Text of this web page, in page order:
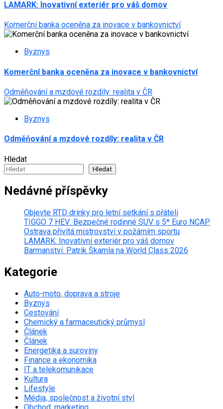
LAMARK: Inovativní exteriér pro váš domov
Komerční banka oceněna za inovace v bankovnictví
Byznys
Komerční banka oceněna za inovace v bankovnictví
Odměňování a mzdové rozdíly: realita v ČR
Byznys
Odměňování a mzdové rozdíly: realita v ČR
Hledat
Hledat
Nedávné příspěvky
Objevte RTD drinky pro letní setkání s přáteli
TIGGO 7 HEV: Bezpečné rodinné SUV s 5* Euro NCAP
Ostrava přivítá mistrovství v požárním sportu
LAMARK: Inovativní exteriér pro váš domov
Barmanství: Patrik Škamla na World Class 2026
Kategorie
Auto-moto, doprava a stroje
Byznys
Cestování
Chemický a farmaceutický průmysl
Článek
Článek
Energetika a suroviny
Finance a ekonomika
IT a telekomunikace
Kultura
Lifestyle
Média, společnost a životní styl